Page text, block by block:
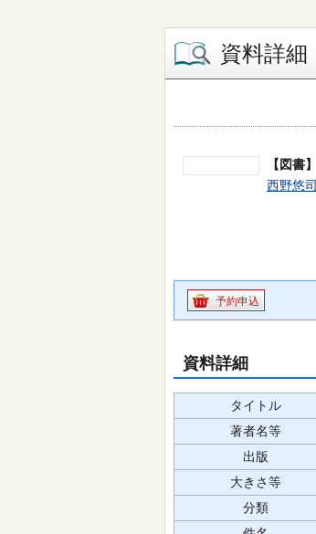
資料詳細
【図書】
西野悠司
予約申込
資料詳細
タイトル
著者名等
出版
大きさ等
分類